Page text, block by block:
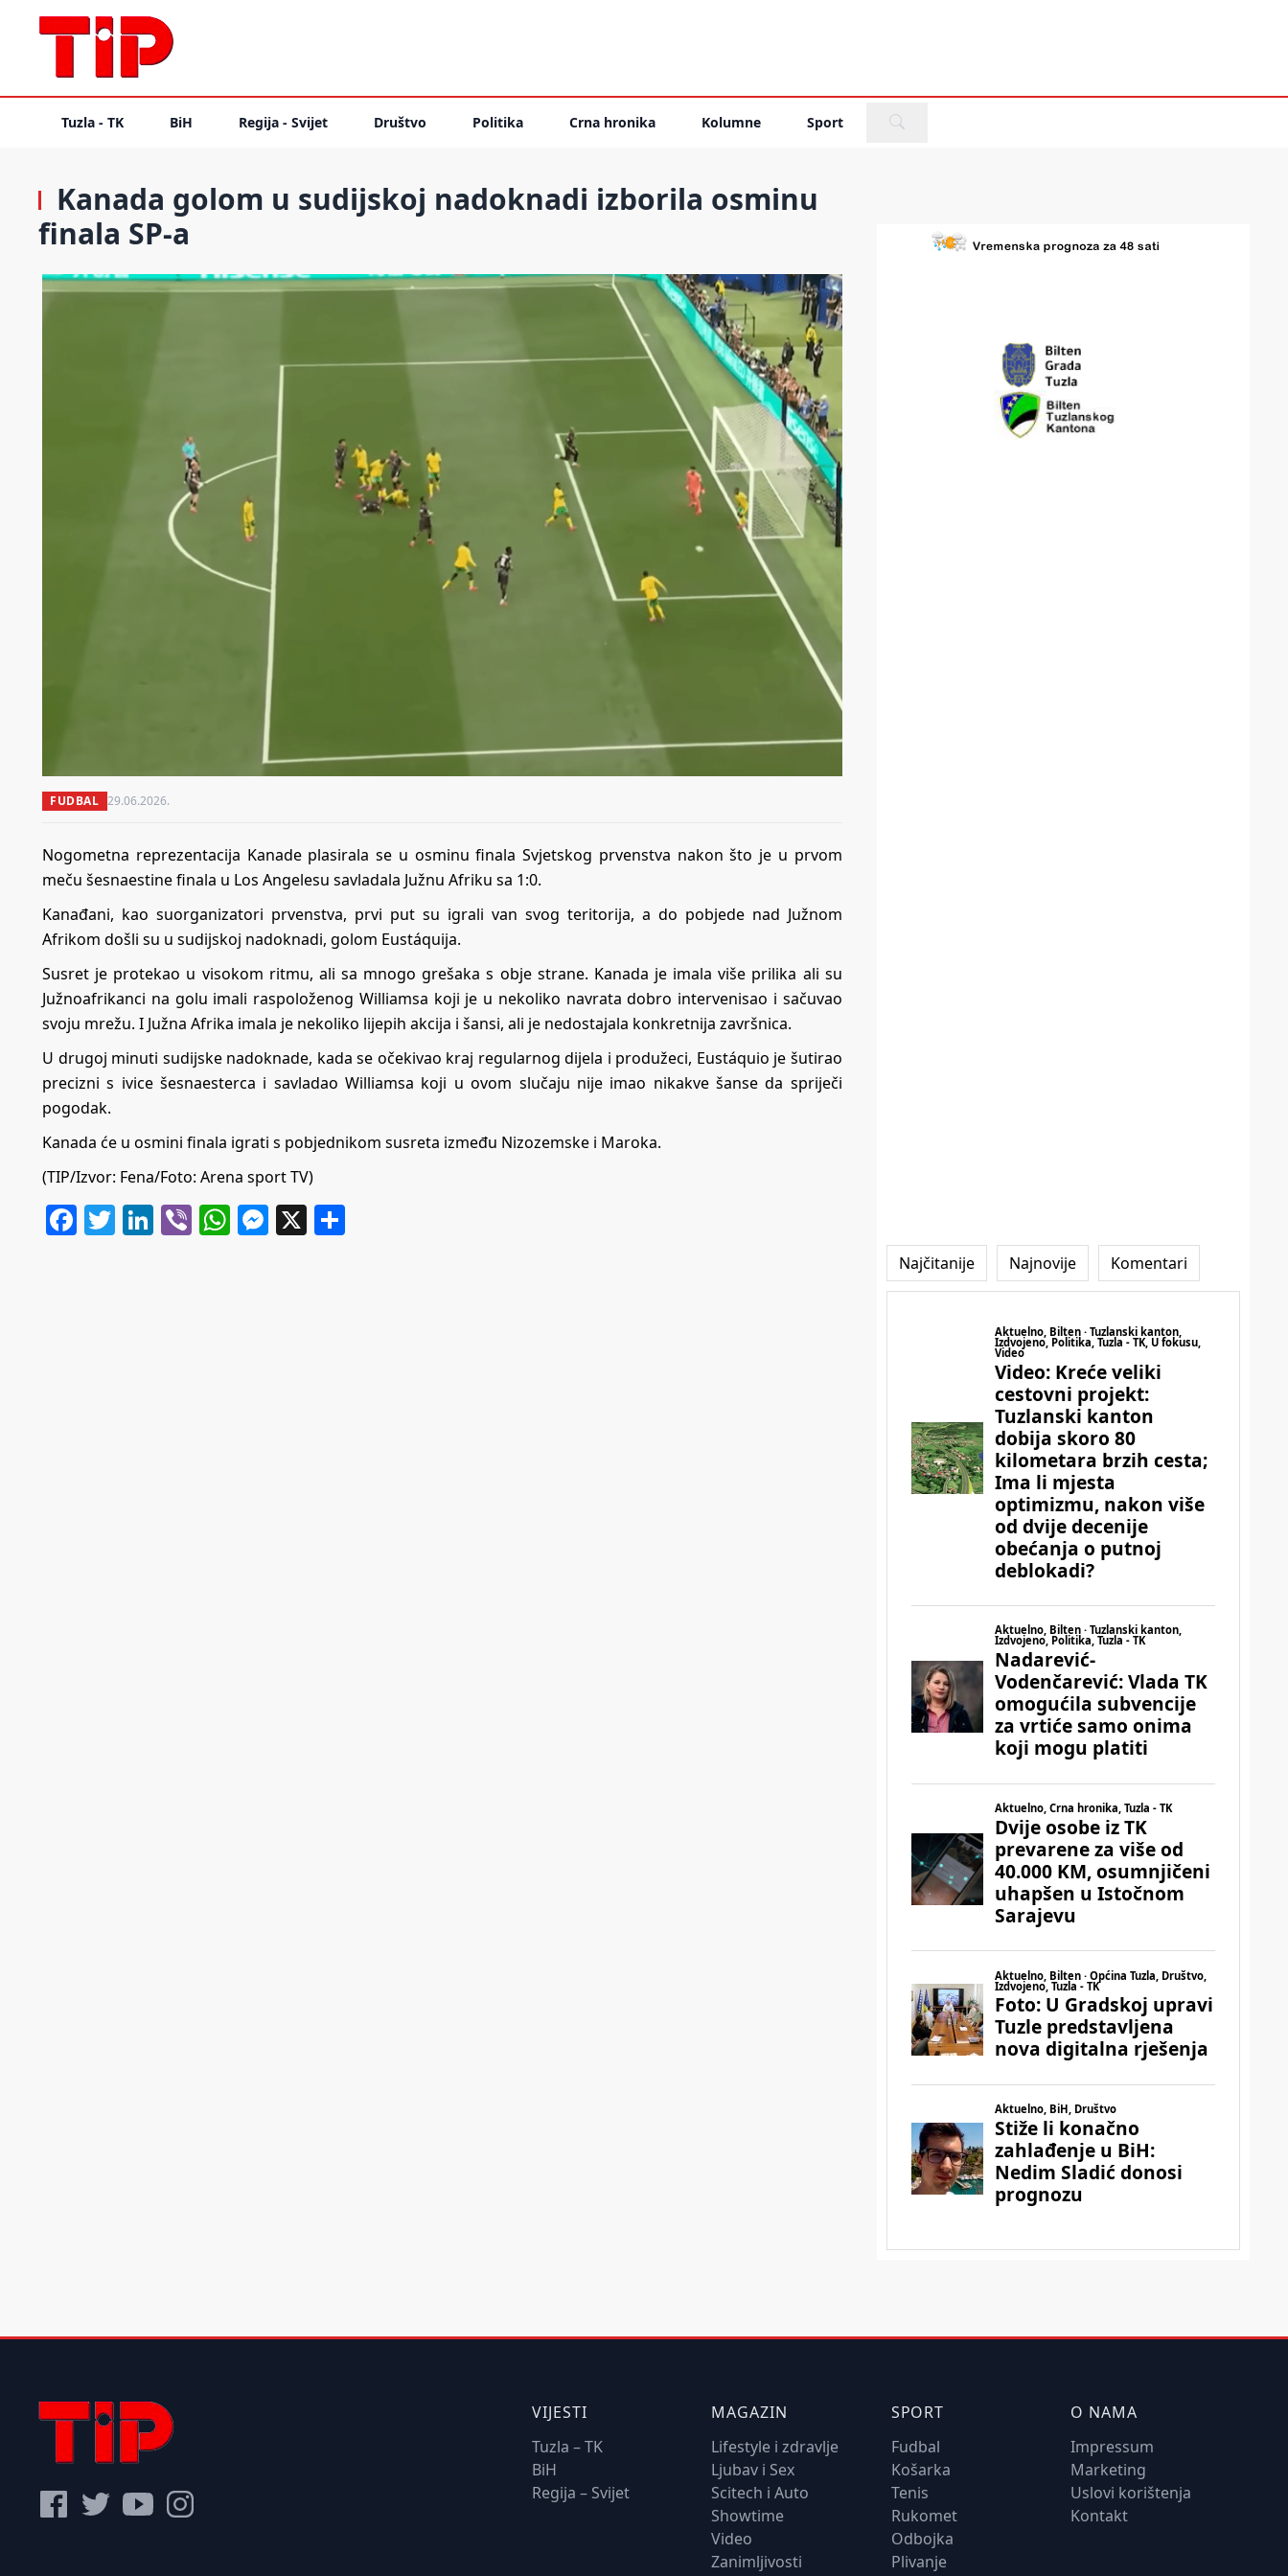
Tuzla - TK BiH Regija - Svijet Društvo Politika Crna hronika Kolumne Sport
Kanada golom u sudijskoj nadoknadi izborila osminu
finala SP-a
FUDBAL 29.06.2026.
Nogometna reprezentacija Kanade plasirala se u osminu finala Svjetskog prvenstva nakon što je u prvom
meču šesnaestine finala u Los Angelesu savladala Južnu Afriku sa 1:0.
Kanađani, kao suorganizatori prvenstva, prvi put su igrali van svog teritorija, a do pobjede nad Južnom
Afrikom došli su u sudijskoj nadoknadi, golom Eustáquija.
Susret je protekao u visokom ritmu, ali sa mnogo grešaka s obje strane. Kanada je imala više prilika ali su
Južnoafrikanci na golu imali raspoloženog Williamsa koji je u nekoliko navrata dobro intervenisao i sačuvao
svoju mrežu. I Južna Afrika imala je nekoliko lijepih akcija i šansi, ali je nedostajala konkretnija završnica.
U drugoj minuti sudijske nadoknade, kada se očekivao kraj regularnog dijela i produžeci, Eustáquio je šutirao
precizni s ivice šesnaesterca i savladao Williamsa koji u ovom slučaju nije imao nikakve šanse da spriječi
pogodak.
Kanada će u osmini finala igrati s pobjednikom susreta između Nizozemske i Maroka.
(TIP/Izvor: Fena/Foto: Arena sport TV)
Facebook
Twitter
LinkedIn
ViberWhatsApp
Messenger
X
Najčitanije Najnovije Komentari
VIJESTI
Tuzla – TK
BiH
Regija – Svijet
MAGAZIN
Lifestyle i zdravlje
Ljubav i Sex
Scitech i Auto
Showtime
Video
Zanimljivosti
SPORT
Fudbal
Košarka
Tenis
Rukomet
Odbojka
Plivanje
O NAMA
Impressum
Marketing
Uslovi korištenja
Kontakt